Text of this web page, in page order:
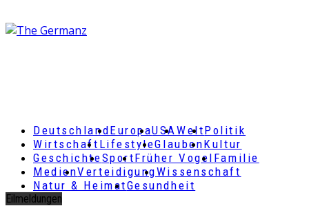
DeutschlandEuropaUSAWeltPolitik
Wirtschaft LifestyleGlaubenKultur
GeschichteSportFrüher Vogel Familie
MedienVerteidigungWissenschaft
Natur & HeimatGesundheit
Eilmeldungen